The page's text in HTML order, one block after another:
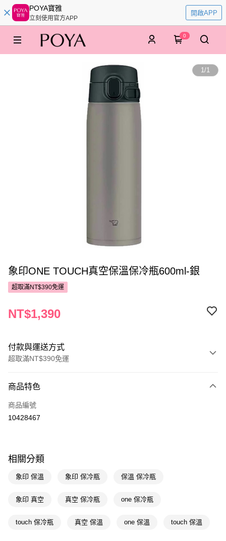
POYA寶雅
立刻使用官方APP
開啟APP
0
1/1
象印ONE TOUCH真空保溫保冷瓶600ml-銀
超取滿NT$390免運
NT$1,390
付款與運送方式
超取滿NT$390免運
POYA支付
信用卡一次付款
悠遊付
Google Pay
商品特色
商品編號
10428467
相關分類
象印 保溫 象印 保冷瓶 保溫 保冷瓶
象印 真空 真空 保冷瓶 one 保冷瓶
touch 保冷瓶 真空 保溫 one 保溫 touch 保溫